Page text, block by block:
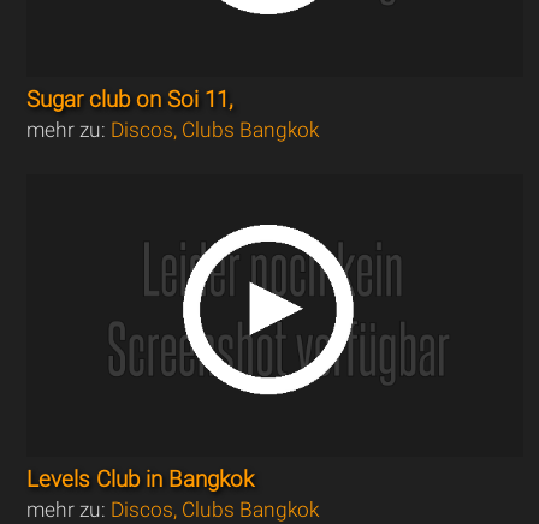
Sugar club on Soi 11,
mehr zu: Discos, Clubs Bangkok
Levels Club in Bangkok
mehr zu: Discos, Clubs Bangkok